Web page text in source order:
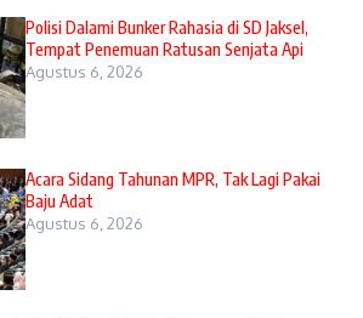
Polisi Dalami Bunker Rahasia di SD Jaksel,
Tempat Penemuan Ratusan Senjata Api
Agustus 6, 2026
Acara Sidang Tahunan MPR, Tak Lagi Pakai
Baju Adat
Agustus 6, 2026